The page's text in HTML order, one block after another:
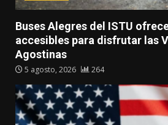
Buses Alegres del ISTU
accesibles para disfrutar las
Agostinas
5 agosto, 2026 264